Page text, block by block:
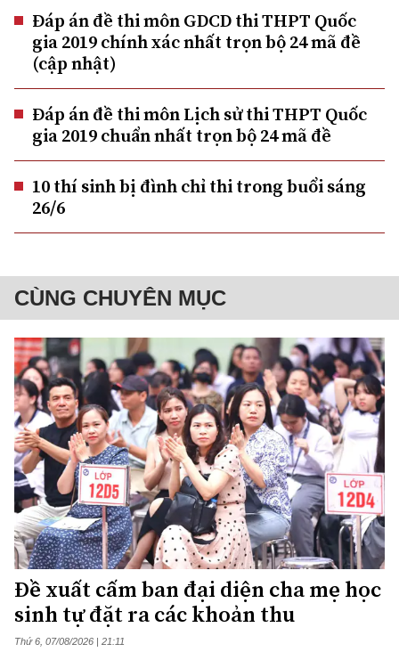
Đáp án đề thi môn GDCD thi THPT Quốc
gia 2019 chính xác nhất trọn bộ 24 mã đề
(cập nhật)
Đáp án đề thi môn Lịch sử thi THPT Quốc
gia 2019 chuẩn nhất trọn bộ 24 mã đề
10 thí sinh bị đình chỉ thi trong buổi sáng
26/6
CÙNG CHUYÊN MỤC
Đề xuất cấm ban đại diện cha mẹ học
sinh tự đặt ra các khoản thu
Thứ 6, 07/08/2026 | 21:11